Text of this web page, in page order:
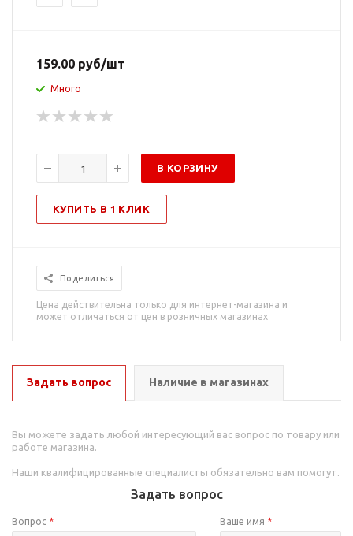
159.00 руб/шт
Много
В КОРЗИНУ
КУПИТЬ В 1 КЛИК
Поделиться
Цена действительна только для интернет-магазина и
может отличаться от цен в розничных магазинах
Задать вопрос Наличие в магазинах
Вы можете задать любой интересующий вас вопрос по товару или
работе магазина.
Наши квалифицированные специалисты обязательно вам помогут.
Задать вопрос
Вопрос * Ваше имя *